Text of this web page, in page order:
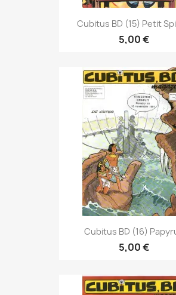
Cubitus BD (15) Petit
5,00 €
Cubitus BD (16)
5,00 €